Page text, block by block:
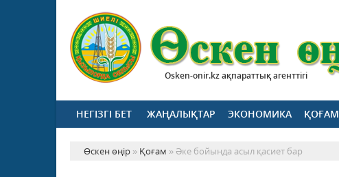
Osken-onir.kz ақпараттық агенттігі
НЕГІЗГІ БЕТ ЖАҢАЛЫҚТАР ЭКОНОМИКА ҚОҒАМ
Өскен өңір » Қоғам » Әке бойында асыл қасиет бар